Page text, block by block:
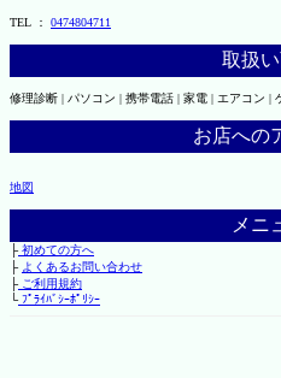
TEL ： 0474804711
取扱
修理診断 | パソコン | 携帯電話 | 家電 | エアコン |
お店への
地図
メニ
├初めての方へ
├ よくあるお問い合わせ
├ご利用規約
└ﾌﾟﾗｲﾊﾞｼｰﾎﾟﾘｼｰ